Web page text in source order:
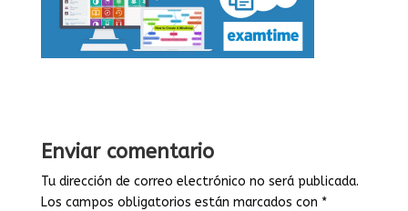
Enviar comentario
Tu dirección de correo electrónico no será publicada.
Los campos obligatorios están marcados con *